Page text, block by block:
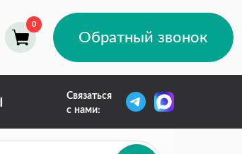
Обратный звонок
Связаться
с нами: